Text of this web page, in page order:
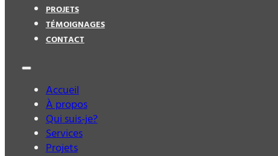
PROJETS
TÉMOIGNAGES
CONTACT
Accueil
À propos
Qui suis-je?
Services
Projets